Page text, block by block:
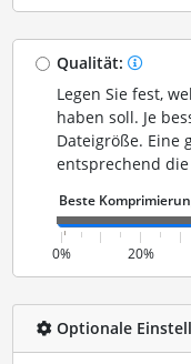
Qualität:
Legen Sie fest,
haben soll. Je
Dateigröße. Eine
entsprechend
0% 20%
Optionale